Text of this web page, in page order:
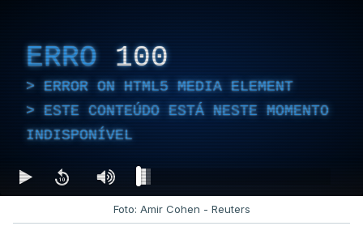
ERRO 100
ERROR ON HTML5 MEDIA ELEMENT
ESTE CONTEÚDO ESTÁ NESTE MOMENTO
INDISPONÍVEL
Foto: Amir Cohen - Reuters